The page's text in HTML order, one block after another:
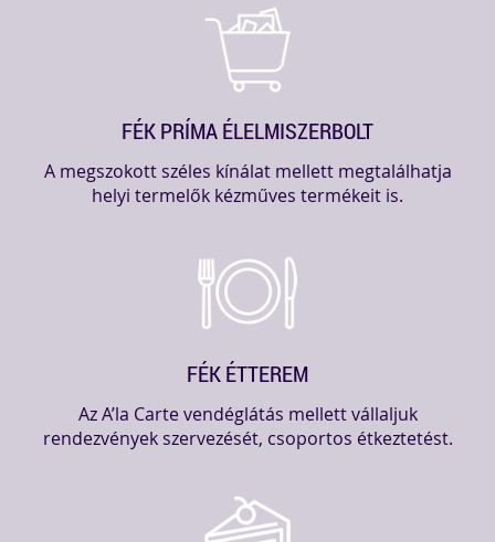
FÉK PRÍMA ÉLELMISZERBOLT
A megszokott széles kínálat mellett megtalálhatja
helyi termelők kézműves termékeit is.
FÉK ÉTTEREM
Az A’la Carte vendéglátás mellett vállaljuk
rendezvények szervezését, csoportos étkeztetést.